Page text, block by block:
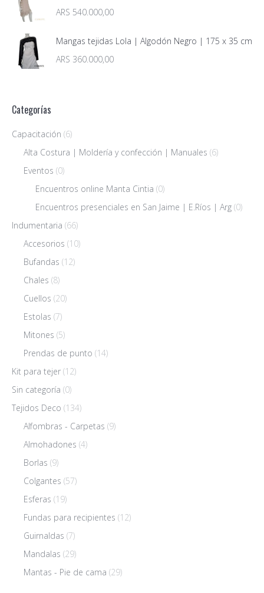
ARS 540.000,00
Mangas tejidas Lola | Algodón Negro | 175 x 35 cm
ARS 360.000,00
Categorías
Capacitación (6)
Alta Costura | Moldería y confección | Manuales (6)
Eventos (0)
Encuentros online Manta Cintia (0)
Encuentros presenciales en San Jaime | E.Ríos | Arg (0)
Indumentaria (66)
Accesorios (10)
Bufandas (12)
Chales (8)
Cuellos (20)
Estolas (7)
Mitones (5)
Prendas de punto (14)
Kit para tejer (12)
Sin categoría (0)
Tejidos Deco (134)
Alfombras - Carpetas (9)
Almohadones (4)
Borlas (9)
Colgantes (57)
Esferas (19)
Fundas para recipientes (12)
Guirnaldas (7)
Mandalas (29)
Mantas - Pie de cama (29)